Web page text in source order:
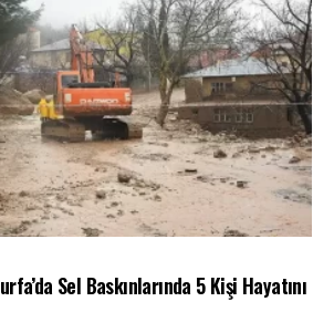
Sel Baskınlarında 5 Kişi Hayatını